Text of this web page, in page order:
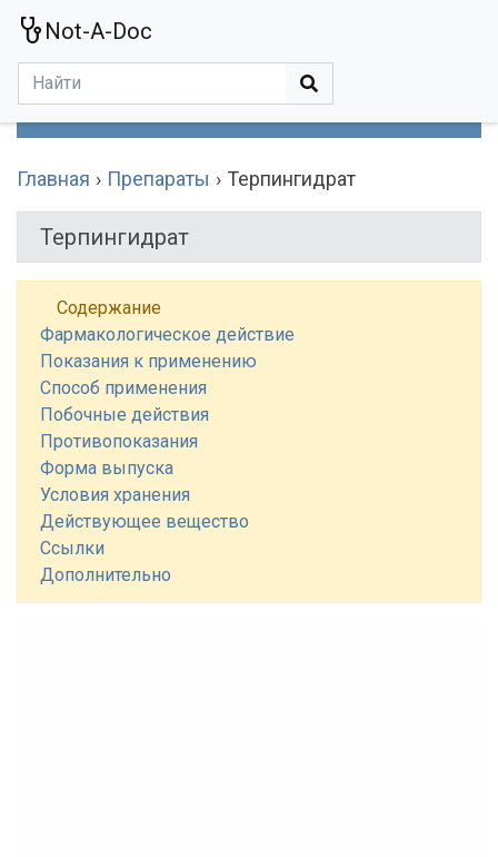
Not-A-Doc
Главная Препараты Терпингидрат
Терпингидрат
Содержание
Фармакологическое действие
Показания к применению
Способ применения
Побочные действия
Противопоказания
Форма выпуска
Условия хранения
Действующее вещество
Ссылки
Дополнительно